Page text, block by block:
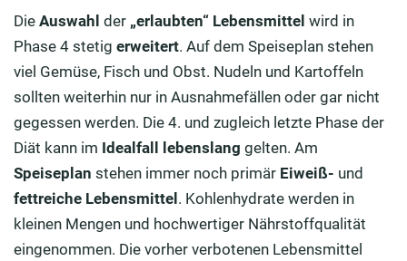
Die Auswahl der „erlaubten“ Lebensmittel wird in
Phase 4 stetig erweitert. Auf dem Speiseplan stehen
viel Gemüse, Fisch und Obst. Nudeln und Kartoffeln
sollten weiterhin nur in Ausnahmefällen oder gar nicht
gegessen werden. Die 4. und zugleich letzte Phase der
Diät kann im Idealfall lebenslang gelten. Am
Speiseplan stehen immer noch primär Eiweiß- und
fettreiche Lebensmittel . Kohlenhydrate werden in
kleinen Mengen und hochwertiger Nährstoffqualität
eingenommen. Die vorher verbotenen Lebensmittel